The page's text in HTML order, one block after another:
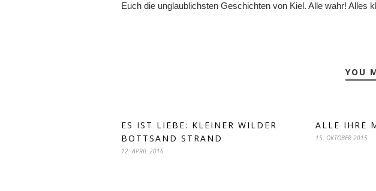
Euch die unglaublichsten Geschichten von Kiel. Alle wahr! Alles
YOU
ES IST LIEBE: KLEINER WILDER
BOTTSAND STRAND
12. APRIL 2016
ALLE IHRE
15. OKTOBER 2015